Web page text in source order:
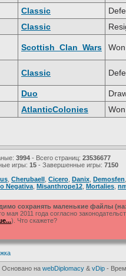
Classic
Classic
Scottish_Clan_Wars Won
Classic
Duo
AtlanticColonies Won
3994 - Всего страниц: 23536677
игры: 15 - Завершенные игры: 7150
Cherubaell Cicero Danix Demosfen
Negativa Misanthrope12 Mortalies
сохранять маленькие файлы
2011 года согласно
). Что скажете?
Основано на webDiplomacy & vDip -